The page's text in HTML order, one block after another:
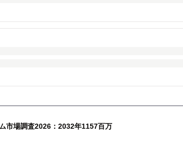
市場調査2026：2032年1157百万